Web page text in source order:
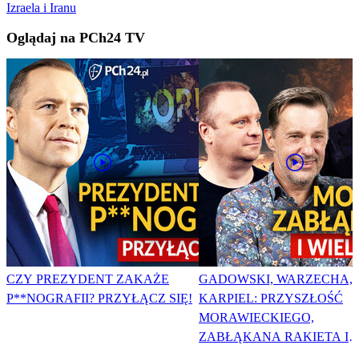
Izraela i Iranu
Oglądaj na PCh24 TV
CZY PREZYDENT ZAKAŻE
P**NOGRAFII? PRZYŁĄCZ SIĘ!
GADOWSKI, WARZECHA,
KARPIEL: PRZYSZŁOŚĆ
MORAWIECKIEGO,
ZABŁĄKANA RAKIETA I